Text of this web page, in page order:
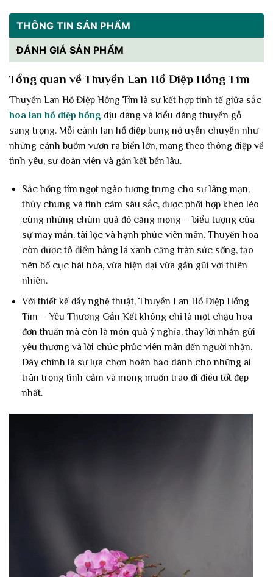
THÔNG TIN SẢN PHẨM
ĐÁNH GIÁ SẢN PHẨM
Tổng quan về Thuyền Lan Hồ Điệp Hồng Tím
Thuyền Lan Hồ Điệp Hồng Tím là sự kết hợp tinh tế giữa sắc
hoa lan hồ điệp hồng dịu dàng và kiểu dáng thuyền gỗ
sang trọng. Mỗi cành lan hồ điệp bung nở uyển chuyển như
những cánh buồm vươn ra biển lớn, mang theo thông điệp về
tình yêu, sự đoàn viên và gắn kết bền lâu.
Sắc hồng tím ngọt ngào tượng trưng cho sự lãng mạn,
thủy chung và tình cảm sâu sắc, được phối hợp khéo léo
cùng những chùm quả đỏ căng mọng – biểu tượng của
sự may mắn, tài lộc và hạnh phúc viên mãn. Thuyền hoa
còn được tô điểm bằng lá xanh căng tràn sức sống, tạo
nên bố cục hài hòa, vừa hiện đại vừa gần gũi với thiên
nhiên.
Với thiết kế đầy nghệ thuật, Thuyền Lan Hồ Điệp Hồng
Tím – Yêu Thương Gắn Kết không chỉ là một chậu hoa
đơn thuần mà còn là món quà ý nghĩa, thay lời nhắn gửi
yêu thương và lời chúc phúc viên mãn đến người nhận.
Đây chính là sự lựa chọn hoàn hảo dành cho những ai
trân trọng tình cảm và mong muốn trao đi điều tốt đẹp
nhất.